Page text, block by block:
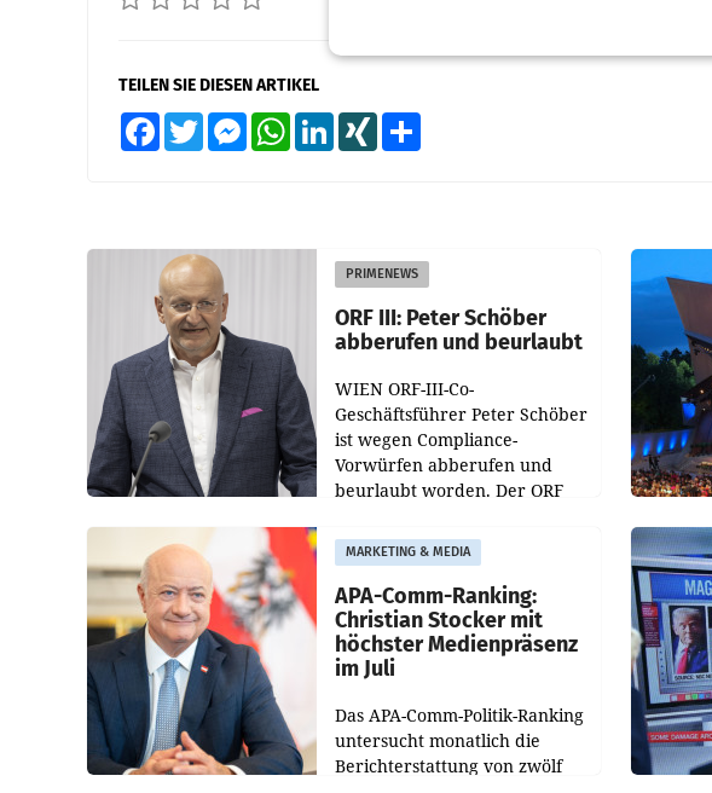
TEILEN SIE DIESEN ARTIKEL
FacebookTwitter MessengerWhatsAppLinkedInXING
PRIMENEWS
ORF III: Peter Schöber
abberufen und beurlaubt
WIEN ORF-III-Co-
Geschäftsführer Peter Schöber
ist wegen Compliance-
Vorwürfen abberufen und
beurlaubt worden. Der ORF
entsprechende
Medienberichte.
MARKETING & MEDIA
APA-Comm-Ranking:
Christian Stocker mit
höchster Medienpräsenz
im Juli
Das APA-Comm-Politik-Ranking
untersucht monatlich die
Berichterstattung von zwölf